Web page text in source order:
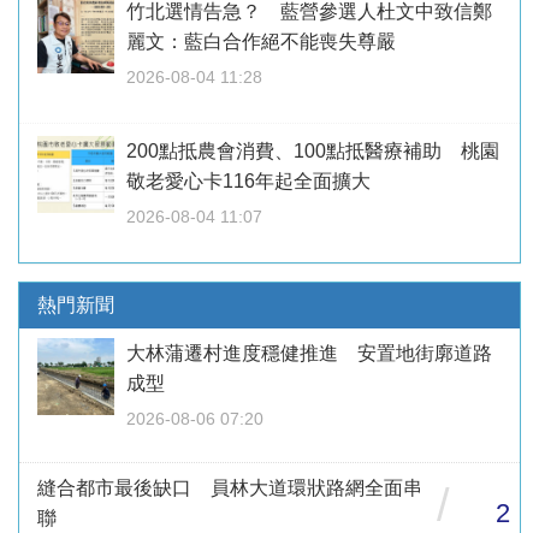
竹北選情告急？ 藍營參選人杜文中致信鄭
麗文：藍白合作絕不能喪失尊嚴
2026-08-04 11:28
200點抵農會消費、100點抵醫療補助 桃園
敬老愛心卡116年起全面擴大
2026-08-04 11:07
熱門新聞
大林蒲遷村進度穩健推進 安置地街廓道路
成型
2026-08-06 07:20
縫合都市最後缺口 員林大道環狀路網全面串
聯
/ 2